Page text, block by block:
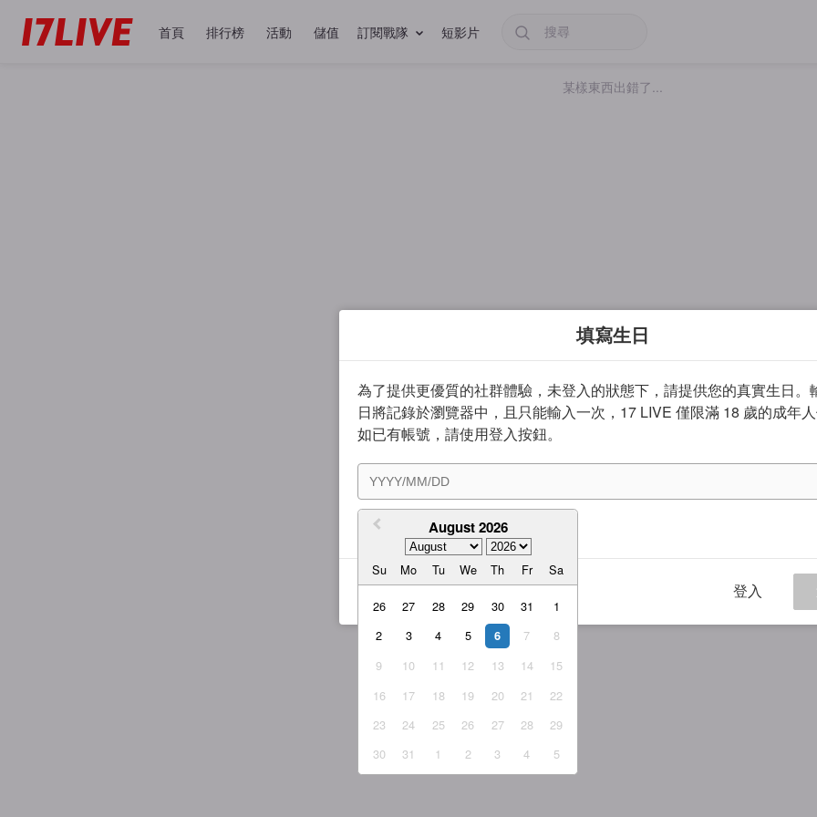
首頁 排行榜 活動 儲值 訂閱戰隊 短影片
某樣東西出錯了...
填寫生日
為了提供更優質的社群體驗，未登入的狀態下，請提供您的真實生日。
日將記錄於瀏覽器中，且只能輸入一次，17 LIVE 僅限滿 18 歲的成年人
如已有帳號，請使用登入按鈕。
August 2026
Su Mo Tu We Th Fr Sa
26 27 28 29 30 31
1
2
3 4 5 6 7
8
9
10 11 12 13 14
15
16
17 18 19 20 21
22
23
24 25 26 27 28
29
30
31 1 2 3 4 5
我同意 服務條款與隱私權政策
登入